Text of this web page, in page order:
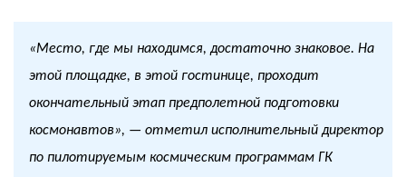
«Место, где мы находимся, достаточно знаковое. На
этой площадке, в этой гостинице, проходит
окончательный этап предполетной подготовки
космонавтов», — отметил исполнительный директор
по пилотируемым космическим программам ГК